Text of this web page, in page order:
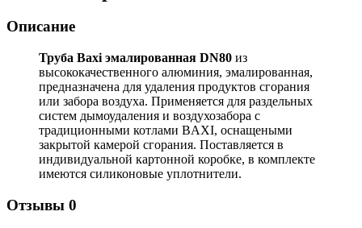
Описание
Труба Baxi эмалированная DN80 из
высококачественного алюминия, эмалированная,
предназначена для удаления продуктов сгорания
или забора воздуха. Применяется для раздельных
систем дымоудаления и воздухозабора с
традиционными котлами BAXI, оснащеными
закрытой камерой сгорания. Поставляется в
индивидуальной картонной коробке, в комплекте
имеются силиконовые уплотнители.
Отзывы 0